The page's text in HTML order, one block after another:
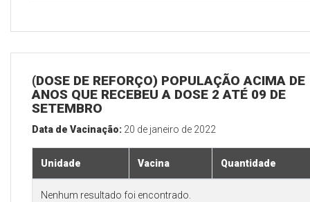
(DOSE DE REFORÇO) POPULAÇÃO ACIMA DE
ANOS QUE RECEBEU A DOSE 2 ATÉ 09 DE
SETEMBRO
Data de Vacinação: 20 de janeiro de 2022
Unidade Vacina Quantidade
Nenhum resultado foi encontrado.